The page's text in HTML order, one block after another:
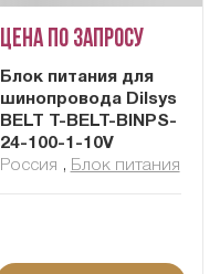
Цена по запросу
Блок питания для
шинопровода Dilsys
BELT T-BELT-BINPS-
24-100-1-10V
Россия , Блок питания